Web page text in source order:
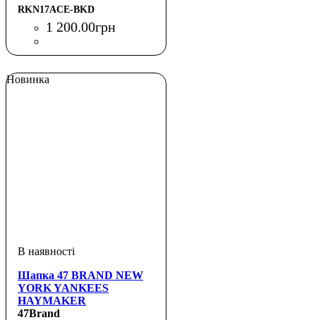
RKN17ACE-BKD
1 200.00грн
Новинка
Шапка 47 BRAND NEW
YORK YANKEES
HAYMAKER
47Brand